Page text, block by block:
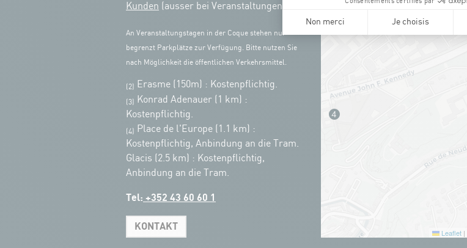
Kunden (ausser bei Veranstaltungen)
An Veranstaltungstagen in der Coque stehen nur
begrenzt Parkplätze zur Verfügung. Bitte nutzen Sie
nach Möglichkeit die öffentlichen Verkehrsmittel.
(2) Erasme (150m) : Kostenpflichtig.
(3) Konrad Adenauer (1 km)
:
Kostenpflichtig.
(4)
Place de l'Europe (1.1 km) :
Kostenpflichtig, Anbindung an die Tram.
Glacis (2.5 km) : Kostenpflichtig,
Anbindung an die Tram.
Tel: +352 43 60 60 1
KONTAKT
Leaflet |